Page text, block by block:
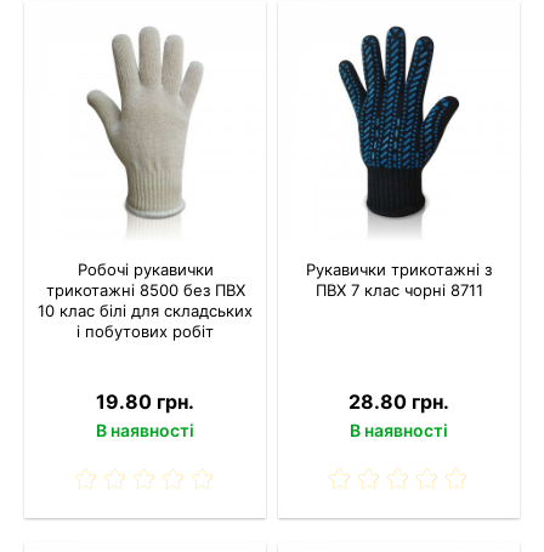
Робочі рукавички
трикотажні 8500 без ПВХ
10 клас білі для складських
і побутових робіт
19.80 грн.
В наявності
Рукавички трикотажні з
ПВХ 7 клас чорні 8711
28.80 грн.
В наявності